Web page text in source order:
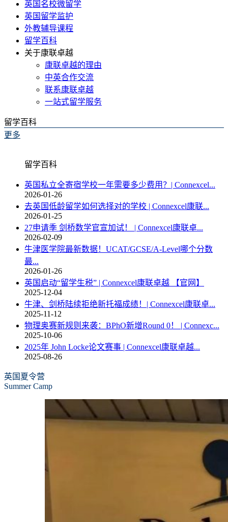
英国名校微留学
英国留学监护
外教辅导课程
留学百科
关于康联卓越
康联卓越的理由
中英合作交流
联系康联卓越
一站式留学服务
留学百科
更多
留学百科
英国私立全寄宿学校一年需要多少费用？| Connexcel...
2026-01-26
去英国低龄留学如何选择对的学校 | Connexcel康联...
2026-01-25
27申请季 剑桥数学官宣加试！ | Connexcel康联卓...
2026-02-09
牛津医学院最新数据！UCAT/GCSE/A-Level哪个分数
最...
2026-01-26
英国启动“留学生税” | Connexcel康联卓越 【官网】
2025-12-04
牛津、剑桥陆续拒绝新托福成绩！| Connexcel康联卓...
2025-11-12
物理奥赛新规则来袭：BPhO新增Round 0！ | Connexc...
2025-10-06
2025年 John Locke论文赛事 | Connexcel康联卓越...
2025-08-26
英国夏令营
Summer Camp